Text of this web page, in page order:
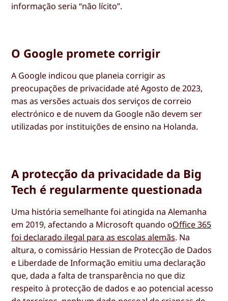
informação seria “não lícito”.
O Google promete corrigir
A Google indicou que planeia corrigir as
preocupações de privacidade até Agosto de 2023,
mas as versões actuais dos serviços de correio
electrónico e de nuvem da Google não devem ser
utilizadas por instituições de ensino na Holanda.
A protecção da privacidade da Big
Tech é regularmente questionada
Uma história semelhante foi atingida na Alemanha
em 2019, afectando a Microsoft quando oOffice 365
foi declarado ilegal para as escolas alemãs. Na
altura, o comissário Hessian de Protecção de Dados
e Liberdade de Informação emitiu uma declaração
que, dada a falta de transparência no que diz
respeito à protecção de dados e ao potencial acesso